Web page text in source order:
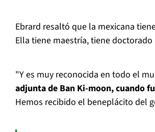
Ebrard resaltó que la mexicana
Ella tiene maestría, tiene
"Y es muy reconocida en todo el
adjunta de Ban Ki-moon, cuando
Hemos recibido el beneplácito del